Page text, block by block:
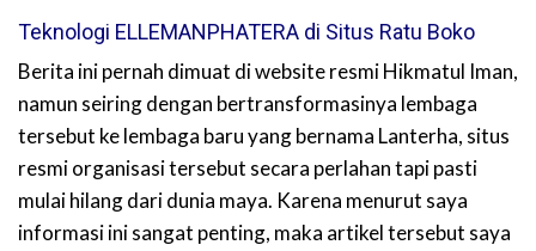
Teknologi ELLEMANPHATERA di Situs Ratu Boko
Berita ini pernah dimuat di website resmi Hikmatul Iman,
namun seiring dengan bertransformasinya lembaga
tersebut ke lembaga baru yang bernama Lanterha, situs
resmi organisasi tersebut secara perlahan tapi pasti
mulai hilang dari dunia maya. Karena menurut saya
informasi ini sangat penting, maka artikel tersebut saya